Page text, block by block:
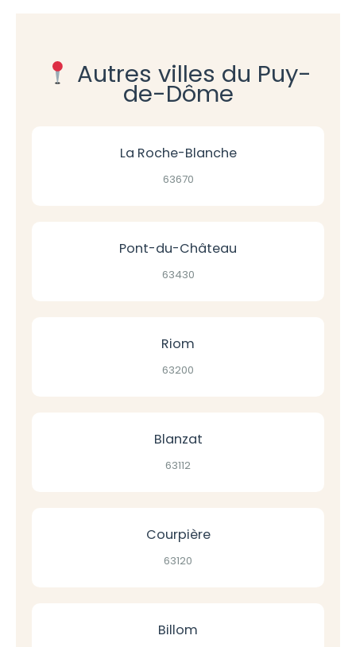
Autres villes du Puy-
de-Dôme
La Roche-Blanche
63670
Pont-du-Château
63430
Riom
63200
Blanzat
63112
Courpière
63120
Billom